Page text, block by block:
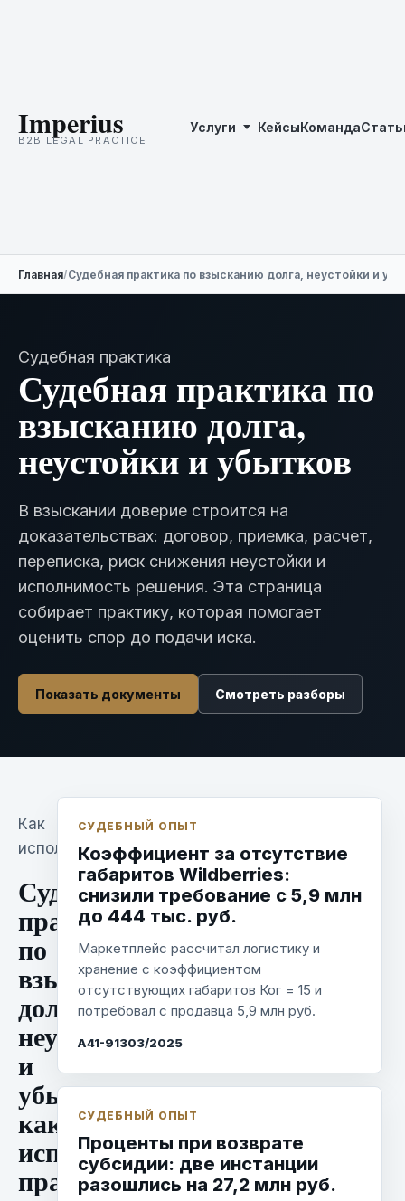
Imperius
B2B LEGAL PRACTICE
Услуги КейсыКоманда
Главная/Судебная практика по взысканию долга, неустойки и
Судебная практика
Судебная практика по
взысканию долга,
неустойки и убытков
В взыскании доверие строится на
доказательствах: договор, приемка, расчет,
переписка, риск снижения неустойки и
исполнимость решения. Эта страница
собирает практику, которая помогает
оценить спор до подачи иска.
Показать документы Смотреть разборы
Как
используем
Судебная
практика
по
взысканию
долга,
неустойки
и
убытков:
как
использовать
практику
СУДЕБНЫЙ ОПЫТ
Коэффициент за отсутствие
габаритов Wildberries:
снизили требование с 5,9 млн
до 444 тыс. руб.
Маркетплейс рассчитал логистику и
хранение с коэффициентом
отсутствующих габаритов Ког = 15 и
потребовал с продавца 5,9 млн руб.
А41-91303/2025
СУДЕБНЫЙ ОПЫТ
Проценты при возврате
субсидии: две инстанции
разошлись на 27,2 млн руб.